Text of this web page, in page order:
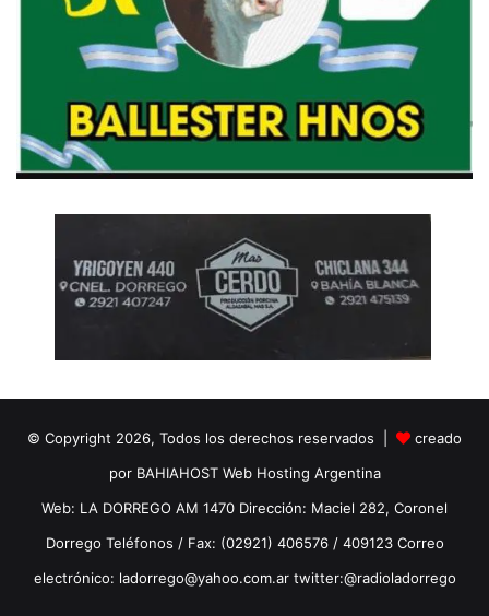
© Copyright 2026, Todos los derechos reservados |
creado
por BAHIAHOST Web Hosting Argentina
Web: LA DORREGO AM 1470 Dirección: Maciel 282, Coronel
Dorrego Teléfonos / Fax: (02921) 406576 / 409123 Correo
electrónico: ladorrego@yahoo.com.ar twitter:@radioladorrego